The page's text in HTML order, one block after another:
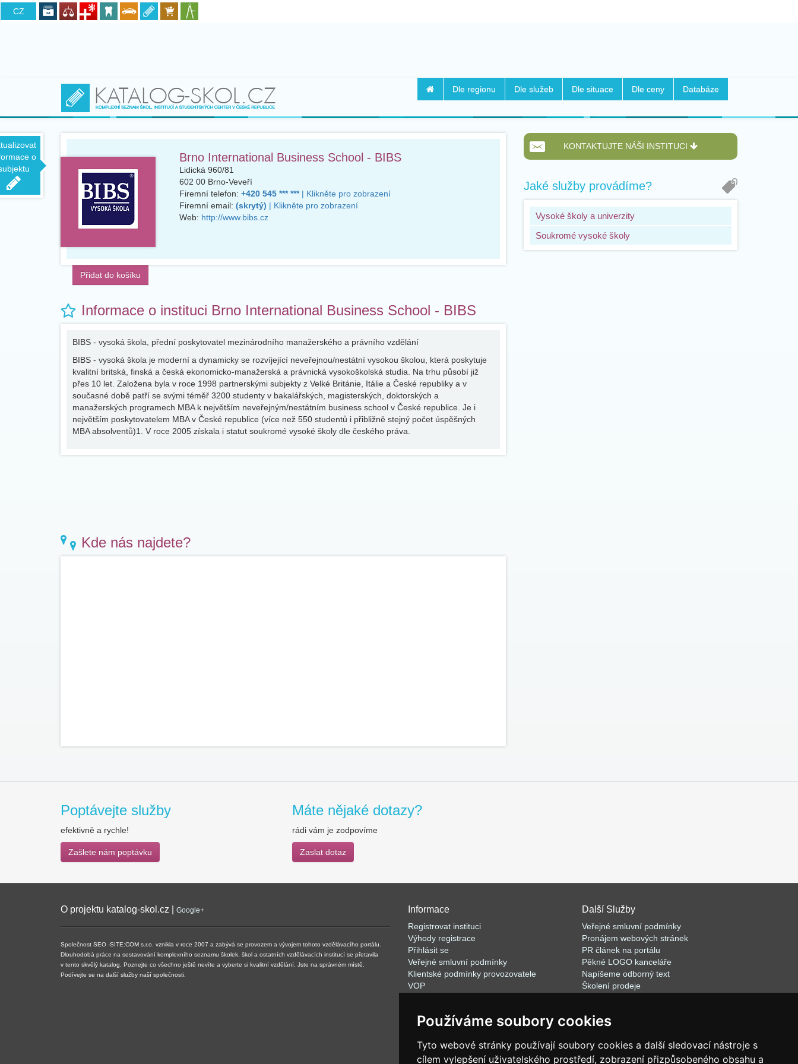
Používáme soubory cookies
Tyto webové stránky používají soubory cookies a další sledovací nástroje s
cílem vylepšení uživatelského prostředí, zobrazení přizpůsobeného obsahu a
CZ
SK
Dle regionu Dle služeb Dle situace Dle ceny Databáze
o
Brno International Business School - BIBS
Lidická 960/81
602 00 Brno-Veveří
Firemní telefon: +420 545 *** ***| Klikněte pro zobrazení
Firemní email: (skrytý) | Klikněte pro zobrazení
Web: http://www.bibs.cz
Přidat do košíku
Informace o instituci Brno International Business School - BIBS
BIBS - vysoká škola, přední poskytovatel mezinárodního manažerského a právního vzdělání
BIBS - vysoká škola je moderní a dynamicky se rozvíjející neveřejnou/nestátní vysokou školou, která poskytuje
kvalitní britská, finská a česká ekonomicko-manažerská a právnická vysokoškolská studia. Na trhu působí již
přes 10 let. Založena byla v roce 1998 partnerskými subjekty z Velké Británie, Itálie a České republiky a v
současné době patří se svými téměř 3200 studenty v bakalářských, magisterských, doktorských a
manažerských programech MBA k největším neveřejným/nestátním business school v České republice. Je i
největším poskytovatelem MBA v České republice (více než 550 studentů i přibližně stejný počet úspěšných
MBA absolventů)1. V roce 2005 získala i statut soukromé vysoké školy dle českého práva.
Kde nás najdete?
KONTAKTUJTE NÁŠI INSTITUCI
Jaké služby provádíme?
Vysoké školy a univerzity
Soukromé vysoké školy
Poptávejte služby
efektivně a rychle!
Zašlete nám poptávku
Máte nějaké dotazy?
rádi vám je zodpovíme
Zaslat dotaz
O projektu katalog-skol.cz | Google+
Společnost SEO -SITE:COM s.r.o. vznikla v roce 2007 a zabývá se provozem a vývojem tohoto vzdělávacího portálu.
Dlouhodobá práce na sestavování komplexního seznamu školek, škol a ostatních vzdělávacích institucí se přetavila
v tento skvělý katalog. Poznejte co všechno ještě nevíte a vyberte si kvalitní vzdělání. Jste na správném místě.
Podívejte se na další služby naší společnosti.
Informace
Registrovat instituci
Výhody registrace
Přihlásit se
Veřejné smluvní podmínky
Klientské podmínky provozovatele
VOP
Rychlé vyhledávání
Nabídka pro mediální agentury
O společnosti SEO -SITE:COM s.r.o.
Další Služby
Veřejné smluvní podmínky
Pronájem webových stránek
PR článek na portálu
Pěkné LOGO kanceláře
Napíšeme odborný text
Školení prodeje